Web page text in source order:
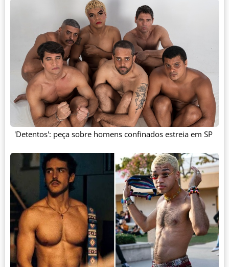
'Detentos': peça sobre homens confinados estreia em SP